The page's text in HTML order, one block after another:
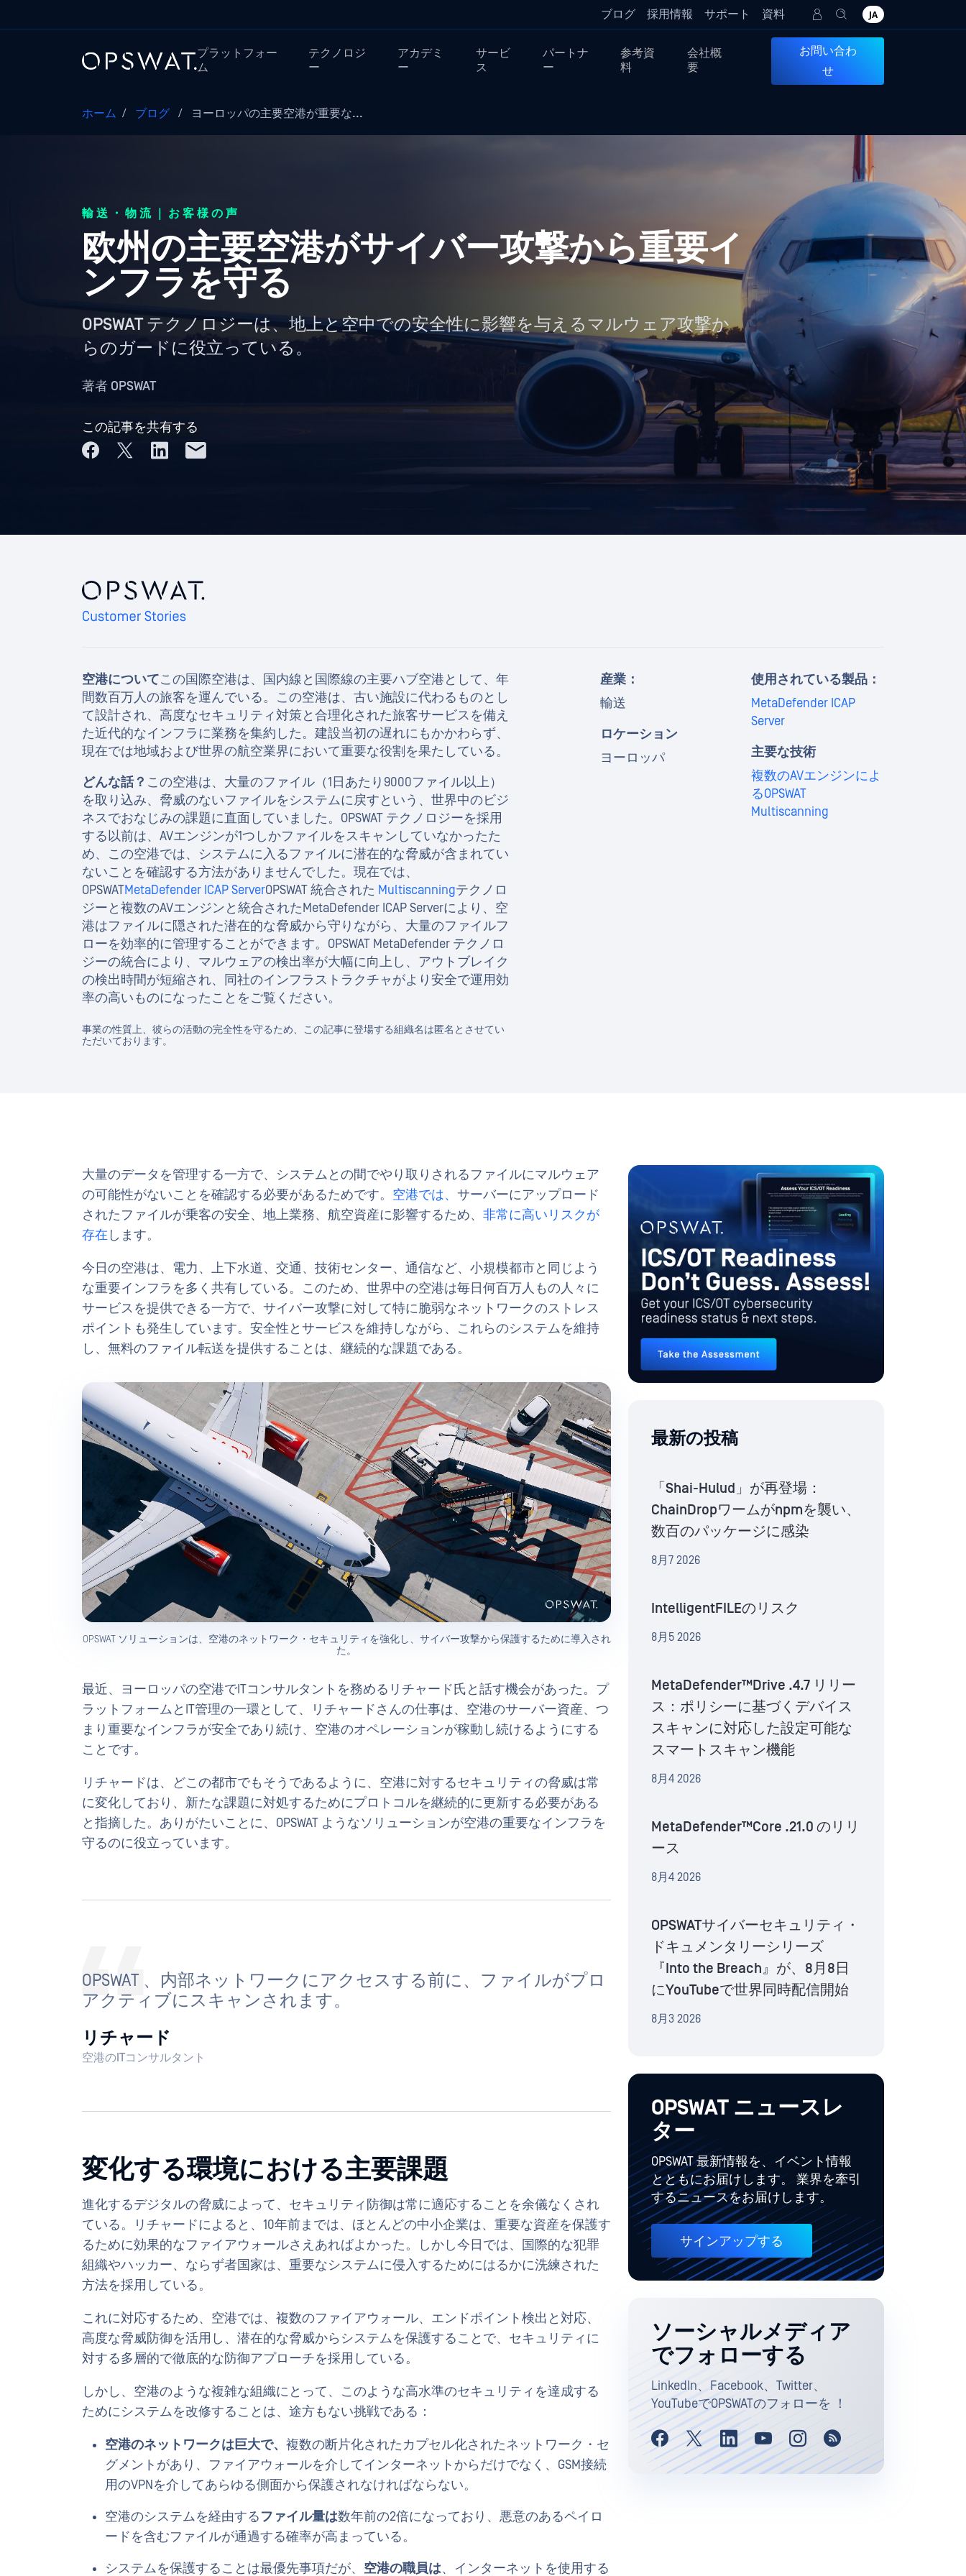
ブログ 採用情報 サポート 資料 JA
プラットフォー
ム
テクノロジ
ー
アカデミ
ー
サービ
ス
パートナ
ー
参考資
料
会社概
要
お問い合わ
せ
ホーム / ブログ / ヨーロッパの主要空港が重要な...
輸送・物流｜お客様の声
欧州の主要空港がサイバー攻撃から重要イ
ンフラを守る
OPSWAT テクノロジーは、地上と空中での安全性に影響を与えるマルウェア攻撃か
らのガードに役立っている。
著者 OPSWAT
この記事を共有する
空港についてこの国際空港は、国内線と国際線の主要ハブ空港として、年
間数百万人の旅客を運んでいる。この空港は、古い施設に代わるものとし
て設計され、高度なセキュリティ対策と合理化された旅客サービスを備え
た近代的なインフラに業務を集約した。建設当初の遅れにもかかわらず、
現在では地域および世界の航空業界において重要な役割を果たしている。
どんな話？ この空港は、大量のファイル（1日あたり9000ファイル以上）
を取り込み、脅威のないファイルをシステムに戻すという、世界中のビジ
ネスでおなじみの課題に直面していました。OPSWAT テクノロジーを採用
する以前は、AVエンジンが1つしかファイルをスキャンしていなかったた
め、この空港では、システムに入るファイルに潜在的な脅威が含まれてい
ないことを確認する方法がありませんでした。現在では、
OPSWATMetaDefender ICAP ServerOPSWAT 統合された Multiscanningテクノロ
ジーと複数のAVエンジンと統合されたMetaDefender ICAP Serverにより、空
港はファイルに隠された潜在的な脅威から守りながら、大量のファイルフ
ローを効率的に管理することができます。OPSWAT MetaDefender テクノロ
ジーの統合により、マルウェアの検出率が大幅に向上し、アウトブレイク
の検出時間が短縮され、同社のインフラストラクチャがより安全で運用効
率の高いものになったことをご覧ください。
事業の性質上、彼らの活動の完全性を守るため、この記事に登場する組織名は匿名とさせてい
ただいております。
産業：
輸送
ロケーション
ヨーロッパ
使用されている製品：
MetaDefender ICAP
Server
主要な技術
複数のAVエンジンによ
るOPSWAT
Multiscanning
大量のデータを管理する一方で、システムとの間でやり取りされるファイルにマルウェア
の可能性がないことを確認する必要があるためです。 空港では、 サーバーにアップロード
されたファイルが乗客の安全、地上業務、航空資産に影響するため、 非常に高いリスクが
存在 します。
今日の空港は、電力、上下水道、交通、技術センター、通信など、小規模都市と同じよう
な重要インフラを多く共有している。このため、世界中の空港は毎日何百万人もの人々に
サービスを提供できる一方で、サイバー攻撃に対して特に脆弱なネットワークのストレス
ポイントも発生しています。安全性とサービスを維持しながら、これらのシステムを維持
し、無料のファイル転送を提供することは、継続的な課題である。
OPSWAT ソリューションは、空港のネットワーク・セキュリティを強化し、サイバー攻撃から保護するために導入され
た。
最近、ヨーロッパの空港でITコンサルタントを務めるリチャード氏と話す機会があった。プ
ラットフォームとIT管理の一環として、リチャードさんの仕事は、空港のサーバー資産、つ
まり重要なインフラが安全であり続け、空港のオペレーションが稼動し続けるようにする
ことです。
リチャードは、どこの都市でもそうであるように、空港に対するセキュリティの脅威は常
に変化しており、新たな課題に対処するためにプロトコルを継続的に更新する必要がある
と指摘した。ありがたいことに、OPSWAT ようなソリューションが空港の重要なインフラを
守るのに役立っています。
OPSWAT 、内部ネットワークにアクセスする前に、ファイルがプロ
アクティブにスキャンされます。
リチャード
空港のITコンサルタント
変化する環境における主要課題
進化するデジタルの脅威によって、セキュリティ防御は常に適応することを余儀なくされ
ている。リチャードによると、10年前までは、ほとんどの中小企業は、重要な資産を保護す
るために効果的なファイアウォールさえあればよかった。しかし今日では、国際的な犯罪
組織やハッカー、ならず者国家は、重要なシステムに侵入するためにはるかに洗練された
方法を採用している。
これに対応するため、空港では、複数のファイアウォール、エンドポイント検出と対応、
高度な脅威防御を活用し、潜在的な脅威からシステムを保護することで、セキュリティに
対する多層的で徹底的な防御アプローチを採用している。
しかし、空港のような複雑な組織にとって、このような高水準のセキュリティを達成する
ためにシステムを改修することは、途方もない挑戦である：
空港のネットワークは巨大で、 複数の断片化されたカプセル化されたネットワーク・セ
グメントがあり、ファイアウォールを介してインターネットからだけでなく、GSM接続
用のVPNを介してあらゆる側面から保護されなければならない。
空港のシステムを経由するファイル量は数年前の2倍になっており、悪意のあるペイロ
ードを含むファイルが通過する確率が高まっている。
システムを保護することは最優先事項だが、 空港の職員は、インターネットを使用する
最新の投稿
「Shai-Hulud」が再登場：
ChainDropワームがnpmを襲い、
数百のパッケージに感染
8月7 2026
IntelligentFILEのリスク
8月5 2026
MetaDefender™Drive .4.7 リリー
ス：ポリシーに基づくデバイス
スキャンに対応した設定可能な
スマートスキャン機能
8月4 2026
MetaDefender™Core .21.0 のリリ
ース
8月4 2026
OPSWATサイバーセキュリティ・
ドキュメンタリーシリーズ
『Into the Breach』が、8月8日
にYouTubeで世界同時配信開始
8月3 2026
OPSWAT ニュースレ
ター
OPSWAT 最新情報を、イベント情報
とともにお届けします。 業界を牽引
するニュースをお届けします。
サインアップする
ソーシャルメディア
でフォローする
LinkedIn、Facebook、Twitter、
YouTubeでOPSWATのフォローを ！